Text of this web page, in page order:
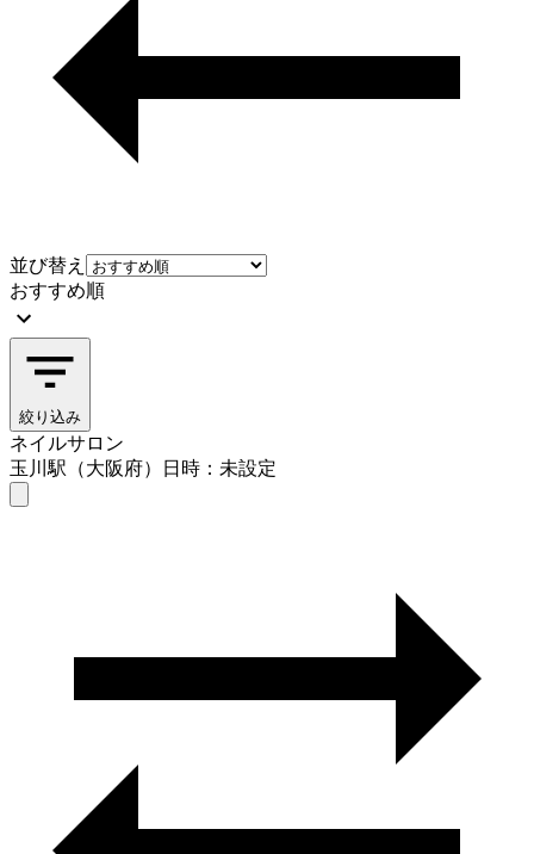
並び替え
おすすめ順
絞り込み
ネイルサロン
玉川駅（大阪府）
日時：未設定